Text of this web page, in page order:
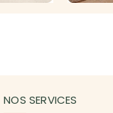
NOS SERVICES